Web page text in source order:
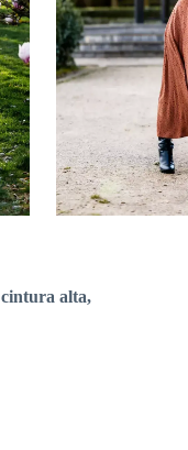
cintura alta,